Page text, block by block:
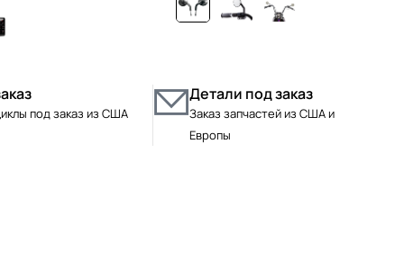
под заказ из США
Детали под заказ
Заказ запчастей из США и
Европы